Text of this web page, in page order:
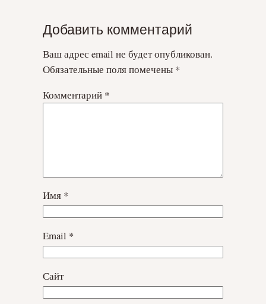
Добавить комментарий
Ваш адрес email не будет опубликован.
Обязательные поля помечены *
Комментарий *
Имя *
Email *
Сайт